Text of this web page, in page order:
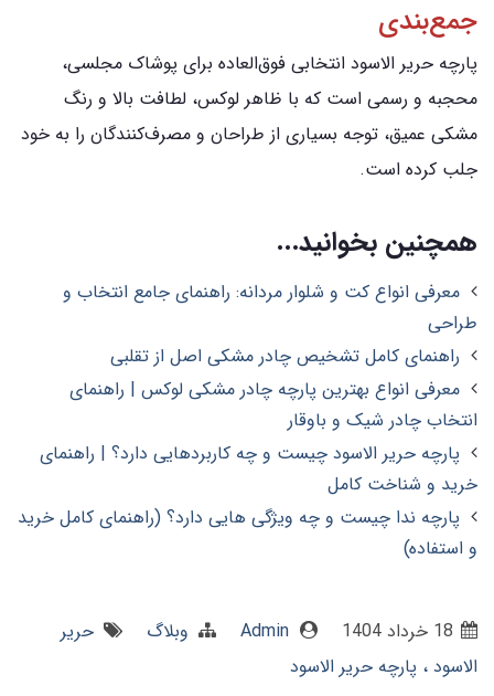
جمع‌بندی
پارچه حریر الاسود انتخابی فوق‌العاده برای پوشاک مجلسی،
محجبه و رسمی است که با ظاهر لوکس، لطافت بالا و رنگ
مشکی عمیق، توجه بسیاری از طراحان و مصرف‌کنندگان را به خود
جلب کرده است.
همچنین بخوانید...
معرفی انواع کت و شلوار مردانه: راهنمای جامع انتخاب و
طراحی
راهنمای کامل تشخیص چادر مشکی اصل از تقلبی
معرفی انواع بهترین پارچه چادر مشکی لوکس | راهنمای
انتخاب چادر شیک و باوقار
پارچه حریر الاسود چیست و چه کاربردهایی دارد؟ | راهنمای
خرید و شناخت کامل
پارچه ندا چیست و چه ویژگی هایی دارد؟ (راهنمای کامل خرید
و استفاده)
Admin وبلاگ
حریر
الاسود
پارچه حریر الاسود